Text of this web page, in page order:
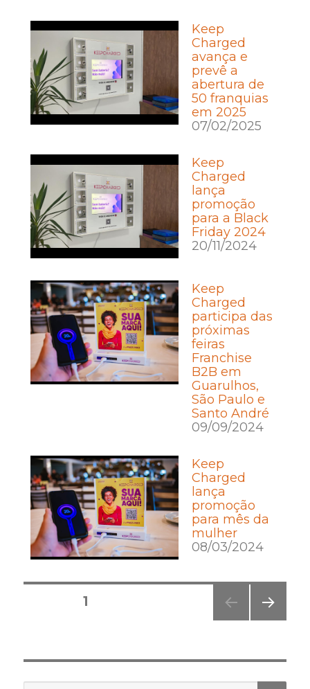
Keep
Charged
avança e
prevê a
abertura de
50 franquias
em 2025
07/02/2025
Keep
Charged
lança
promoção
para a Black
Friday 2024
20/11/2024
Keep
Charged
participa das
próximas
feiras
Franchise
B2B em
Guarulhos,
São Paulo e
Santo André
09/09/2024
Keep
Charged
lança
promoção
para mês da
mulher
08/03/2024
Posts
PÁGINA1
NA